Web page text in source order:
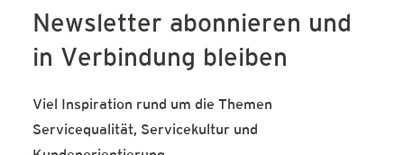
Newsletter abonnieren und
in Verbindung bleiben
Viel Inspiration rund um die Themen
Servicequalität, Servicekultur und